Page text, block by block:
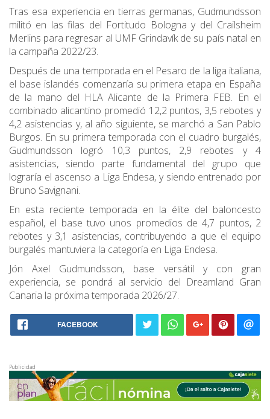
Tras esa experiencia en tierras germanas, Gudmundsson
militó en las filas del Fortitudo Bologna y del Crailsheim
Merlins para regresar al UMF Grindavík de su país natal en
la campaña 2022/23.
Después de una temporada en el Pesaro de la liga italiana,
el base islandés comenzaría su primera etapa en España
de la mano del HLA Alicante de la Primera FEB. En el
combinado alicantino promedió 12,2 puntos, 3,5 rebotes y
4,2 asistencias y, al año siguiente, se marchó a San Pablo
Burgos. En su primera temporada con el cuadro burgalés,
Gudmundsson logró 10,3 puntos, 2,9 rebotes y 4
asistencias, siendo parte fundamental del grupo que
lograría el ascenso a Liga Endesa, y siendo entrenado por
Bruno Savignani.
En esta reciente temporada en la élite del baloncesto
español, el base tuvo unos promedios de 4,7 puntos, 2
rebotes y 3,1 asistencias, contribuyendo a que el equipo
burgalés mantuviera la categoría en Liga Endesa.
Jón Axel Gudmundsson, base versátil y con gran
experiencia, se pondrá al servicio del Dreamland Gran
Canaria la próxima temporada 2026/27.
FACEBOOK
Publicidad